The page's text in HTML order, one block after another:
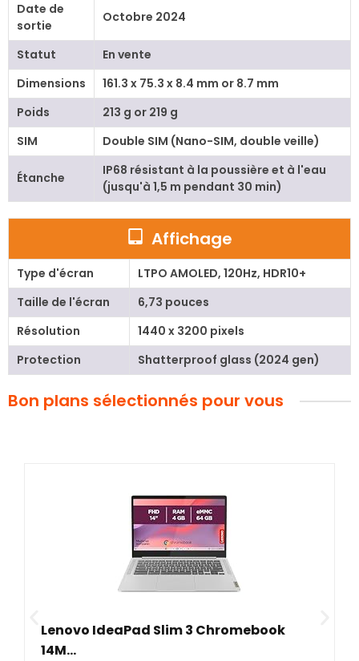
Date de
sortie
Octobre 2024
Statut
En vente
Dimensions
161.3 x 75.3 x 8.4 mm or 8.7 mm
Poids
213 g or 219 g
SIM
Double SIM (Nano-SIM, double veille)
Étanche
IP68 résistant à la poussière et à l'eau
(jusqu'à 1,5 m pendant 30 min)
Affichage
Type d'écran
LTPO AMOLED, 120Hz, HDR10+
Taille de l'écran
6,73 pouces
Résolution
1440 x 3200 pixels
Protection
Shatterproof glass (2024 gen)
Bon plans sélectionnés pour vous
Lenovo IdeaPad Slim 3 Chromebook
14M...